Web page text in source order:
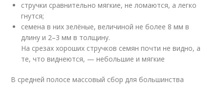
стручки сравнительно мягкие, не ломаются, а легко
гнутся;
семена в них зелёные, величиной не более 8 мм в
длину и 2–3 мм в толщину.
На срезах хороших стручков семян почти не видно, а
те, что виднеются, — небольшие и мягкие
В средней полосе массовый сбор для большинства